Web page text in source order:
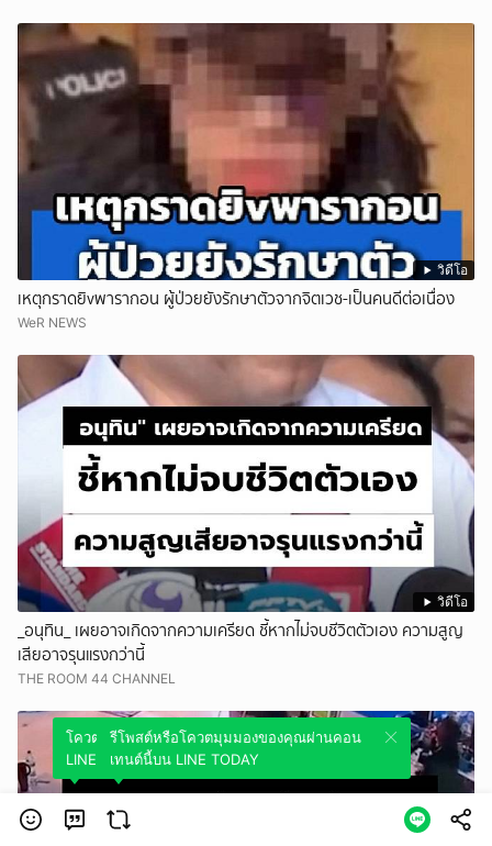
วิดีโอ
เหตุกราดยิvพารากอน ผู้ป่วยยังรักษาตัวจากจิตเวช-เป็นคนดีต่อเนื่อง
WeR NEWS
วิดีโอ
_อนุทิน_ เผยอาจเกิดจากความเครียด ชี้หากไม่จบชีวิตตัวเอง ความสูญ
เสียอาจรุนแรงกว่านี้
THE ROOM 44 CHANNEL
โควตมุมมองของคุณผ่านคอนเทนต์นี้บน
LINE TODAY
รีโพสต์หรือโควตมุมมองของคุณผ่านคอน
เทนต์นี้บน LINE TODAY